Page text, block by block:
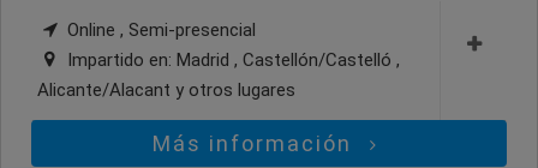
Online , Semi-presencial
Impartido en: Madrid , Castellón/Castelló ,
Alicante/Alacant y otros lugares
Más información